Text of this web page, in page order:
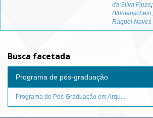
da Silva Fiuza;
Blumenschein,
Raquel Naves
Busca facetada
Programa de pós-graduação
Programa de Pós-Graduação em Arqu...